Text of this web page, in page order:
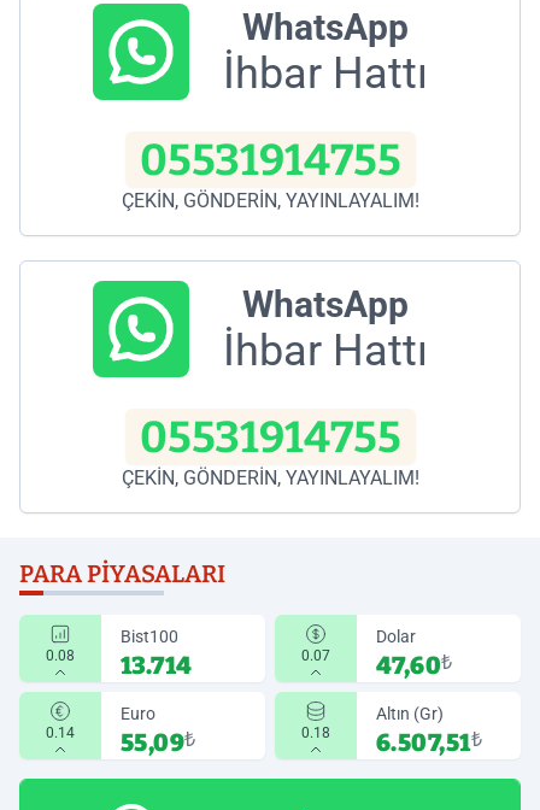
WhatsApp
İhbar Hattı
05531914755
ÇEKİN, GÖNDERİN, YAYINLAYALIM!
WhatsApp
İhbar Hattı
05531914755
ÇEKİN, GÖNDERİN, YAYINLAYALIM!
PARA PIYASALARI
0.08
Bist100
13.714 0.07
Dolar
47,60₺
0.14
Euro
55,09₺ 0.18
Altın (Gr)
6.507,51₺